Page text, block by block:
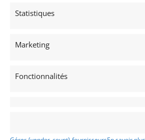
Statistiques
Marketing
Fonctionnalités
Passeports techniques
Passeport
(3 volets)